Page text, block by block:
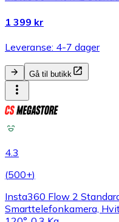
1 399 kr
Leveranse: 4-7 dager
Gå til butikk
4.3
(500+)
Insta360 Flow 2
Smarttelefonkamera,